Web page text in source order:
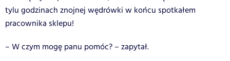
tylu godzinach znojnej wędrówki w końcu spotkałem
pracownika sklepu!
– W czym mogę panu pomóc? – zapytał.